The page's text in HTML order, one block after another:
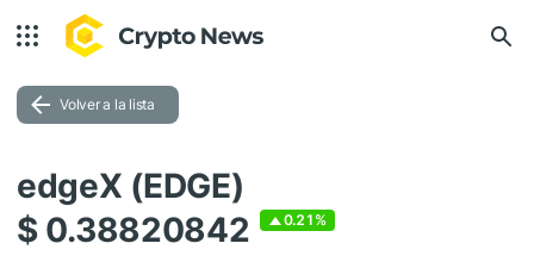
Volver a la lista
edgeX (EDGE)
$ 0.38820842
0.21%